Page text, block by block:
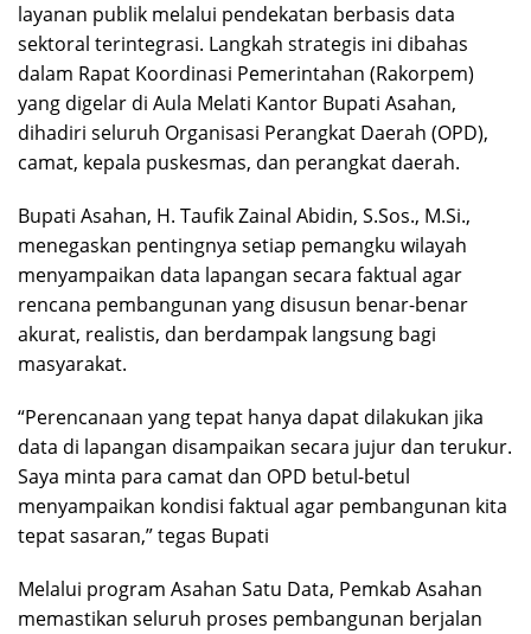
layanan publik melalui pendekatan berbasis data
sektoral terintegrasi. Langkah strategis ini dibahas
dalam Rapat Koordinasi Pemerintahan (Rakorpem)
yang digelar di Aula Melati Kantor Bupati Asahan,
dihadiri seluruh Organisasi Perangkat Daerah (OPD),
camat, kepala puskesmas, dan perangkat daerah.
Bupati Asahan, H. Taufik Zainal Abidin, S.Sos., M.Si.,
menegaskan pentingnya setiap pemangku wilayah
menyampaikan data lapangan secara faktual agar
rencana pembangunan yang disusun benar-benar
akurat, realistis, dan berdampak langsung bagi
masyarakat.
“Perencanaan yang tepat hanya dapat dilakukan jika
data di lapangan disampaikan secara jujur dan terukur.
Saya minta para camat dan OPD betul-betul
menyampaikan kondisi faktual agar pembangunan kita
tepat sasaran,” tegas Bupati
Melalui program Asahan Satu Data, Pemkab Asahan
memastikan seluruh proses pembangunan berjalan